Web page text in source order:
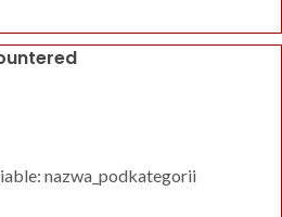
nazwa_podkategorii